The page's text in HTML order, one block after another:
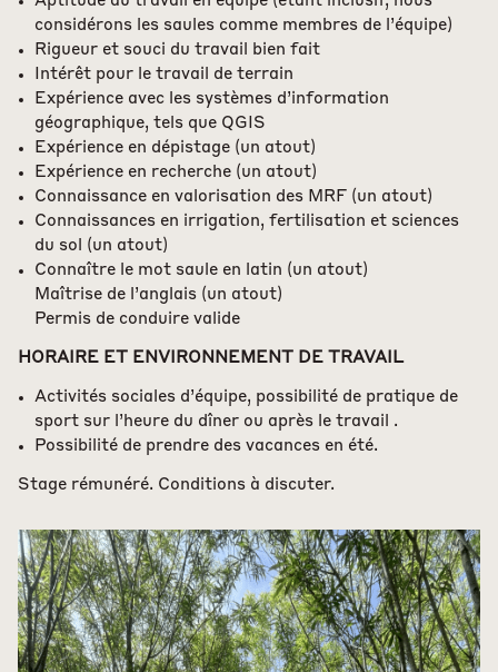
considérons les saules comme membres de l’équipe)
Rigueur et souci du travail bien fait
Intérêt pour le travail de terrain
Expérience avec les systèmes d’information
géographique, tels que QGIS
Expérience en dépistage (un atout)
Expérience en recherche (un atout)
Connaissance en valorisation des MRF (un atout)
Connaissances en irrigation, fertilisation et sciences
du sol (un atout)
Connaître le mot saule en latin (un atout)
Maîtrise de l’anglais (un atout)
Permis de conduire valide
HORAIRE ET ENVIRONNEMENT DE TRAVAIL
Activités sociales d’équipe, possibilité de pratique de
sport sur l’heure du dîner ou après le travail .
Possibilité de prendre des vacances en été.
Stage rémunéré. Conditions à discuter.